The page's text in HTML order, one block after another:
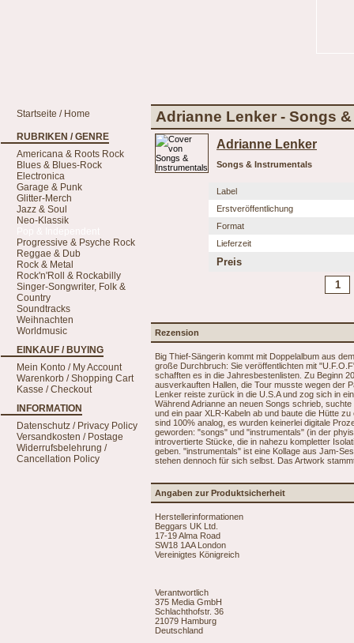
Startseite / Home
RUBRIKEN / GENRE
Americana & Roots Rock
Blues & Blues-Rock
Electronica
Garage & Punk
Glitter-Merch
Jazz & Soul
Neo-Klassik
Progressive & Psyche Rock
Reggae & Dub
Rock & Metal
Rock'n'Roll & Rockabilly
Singer-Songwriter, Folk &
Country
Soundtracks
Weihnachten
Worldmusic
EINKAUF / BUYING
Mein Konto / My Account
Warenkorb / Shopping Cart
Kasse / Checkout
INFORMATION
Datenschutz / Privacy Policy
Versandkosten / Postage
Widerrufsbelehrung /
Cancellation Policy
Adrianne Lenker - Songs
Adrianne Lenker
Songs & Instrumentals
Label
Erstveröffentlichung
Format
Lieferzeit
Preis
Rezension
Big Thief-Sängerin kommt mit Doppelalbum aus
große Durchbruch: Sie veröffentlichten mit
schafften es in die Jahresbestenlisten. Zu Beginn
ausverkauften Hallen, die Tour musste wegen der
Lenker reiste zurück in die U.S.A und zog sich in
Während Adrianne an neuen Songs schrieb,
und ein paar XLR-Kabeln ab und baute die Hütte
sind 100% analog, es wurden keinerlei digitale
geworden: "songs" und "instrumentals" (in der
introvertierte Stücke, die in nahezu kompletter
geben. "instrumentals" ist eine Kollage aus Jam-
stehen dennoch für sich selbst. Das Artwork
Angaben zur Produktsicherheit
Herstellerinformationen
Beggars UK Ltd.
17-19 Alma Road
SW18 1AA London
Vereinigtes Königreich
Verantwortlich
375 Media GmbH
Schlachthofstr. 36
21079 Hamburg
Deutschland